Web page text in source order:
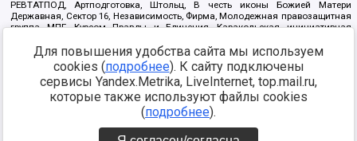
РЕВТАТПОД, Артподготовка, Штольц, В честь иконы Божией Матери
Державная, Сектор 16, Независимость, Фирма, Молодежная правозащитная
группа МПГ, Курсом Правды и Единения, Каракольская инициативная
Благотворительный пансионат Ак Умут, Русская республика Русь,
Арестантское уголовное единство, Башкорт, Нация и свобода, W.H.С., Фалунь
Дафа, Иртыш Ultras, Русский Патриотический клуб-Новокузнецк/РПК,
Сибирский державный союз, Фонд борьбы с коррупцией, Фонд защиты прав
граждан, Штабы Навального, Совет граждан СССР Прикубанского округа г.
https://minjust.gov.ru/ru/documents/7822/
Для повышения удобства сайта мы используем
cookies (подробнее). К сайту подключены
сервисы Yandex.Metrika, LiveInternet, top.mail.ru,
которые также используют файлы cookies
(подробнее).